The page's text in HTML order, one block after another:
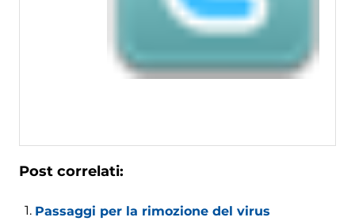
Post correlati:
Passaggi per la rimozione del virus